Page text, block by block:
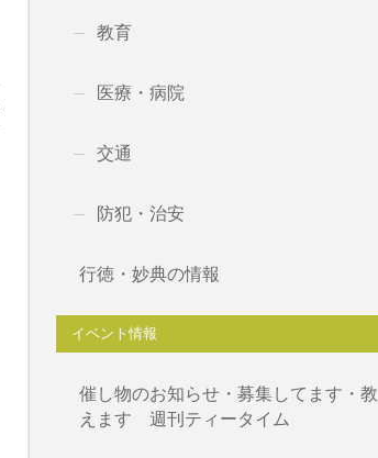
教育
医療・病院
交通
防犯・治安
行徳・妙典の情報
イベント情報
催し物のお知らせ・募集してます・教
えます 週刊ティータイム